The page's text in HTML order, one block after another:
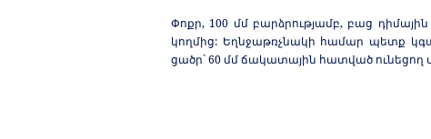
Փոքր, 100 մմ բարձրությամբ, բաց
կողմից: Եղնջաթռչնակի համար պետք
ցածր` 60 մմ ճակատային հատված